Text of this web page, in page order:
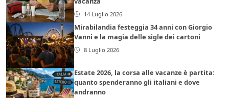
14 Luglio 2026
Mirabilandia festeggia 34 anni con Giorgio
Vanni e la magia delle sigle dei cartoni
8 Luglio 2026
Estate 2026, la corsa alle vacanze è partita:
quanto spenderanno gli italiani e dove
andranno